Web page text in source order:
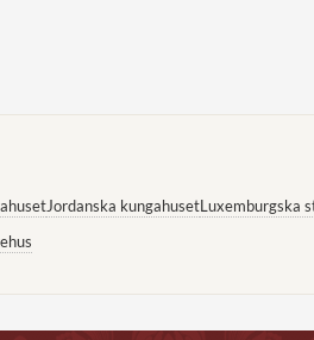
Jordanska kungahusetLuxemburgska